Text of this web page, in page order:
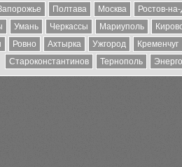
Полтава Москва
Ростов-
Умань Черкассы Мариуполь
Ровно Ахтырка Ужгород
Кременчуг
Староконстантинов
Тернополь